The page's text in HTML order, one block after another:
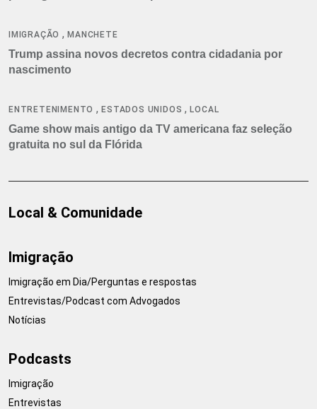
IMIGRAÇÃO ,MANCHETE
Trump assina novos decretos contra cidadania por
nascimento
ENTRETENIMENTO ,ESTADOS UNIDOS ,LOCAL
Game show mais antigo da TV americana faz seleção
gratuita no sul da Flórida
Local & Comunidade
Imigração
Imigração em Dia/Perguntas e respostas
Entrevistas/Podcast com Advogados
Notícias
Podcasts
Imigração
Entrevistas